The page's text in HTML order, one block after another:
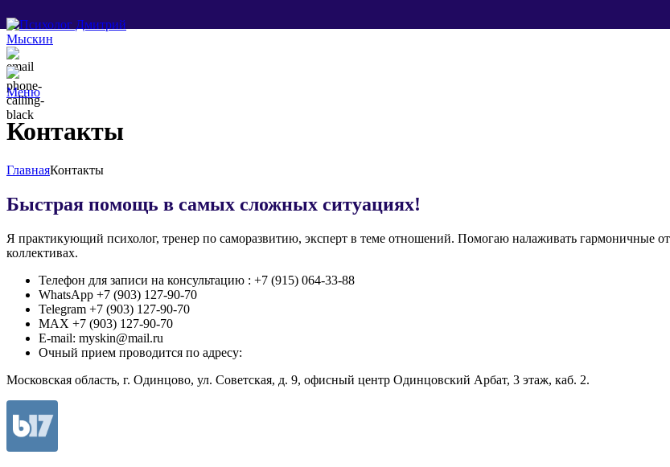
Меню
Контакты
ГлавнаяКонтакты
Быстрая помощь в самых сложных ситуациях!
Я практикующий психолог, тренер по саморазвитию, эксперт в теме отношений. Помогаю налаживать
коллективах.
Телефон для записи на консультацию : +7 (915) 064-33-88
WhatsApp +7 (903) 127-90-70
Telegram +7 (903) 127-90-70
MAX +7 (903) 127-90-70
E-mail: myskin@mail.ru
Очный прием проводится по адресу:
Московская область, г. Одинцово, ул. Советская, д. 9, офисный центр Одинцовский Арбат, 3 этаж, каб. 2.